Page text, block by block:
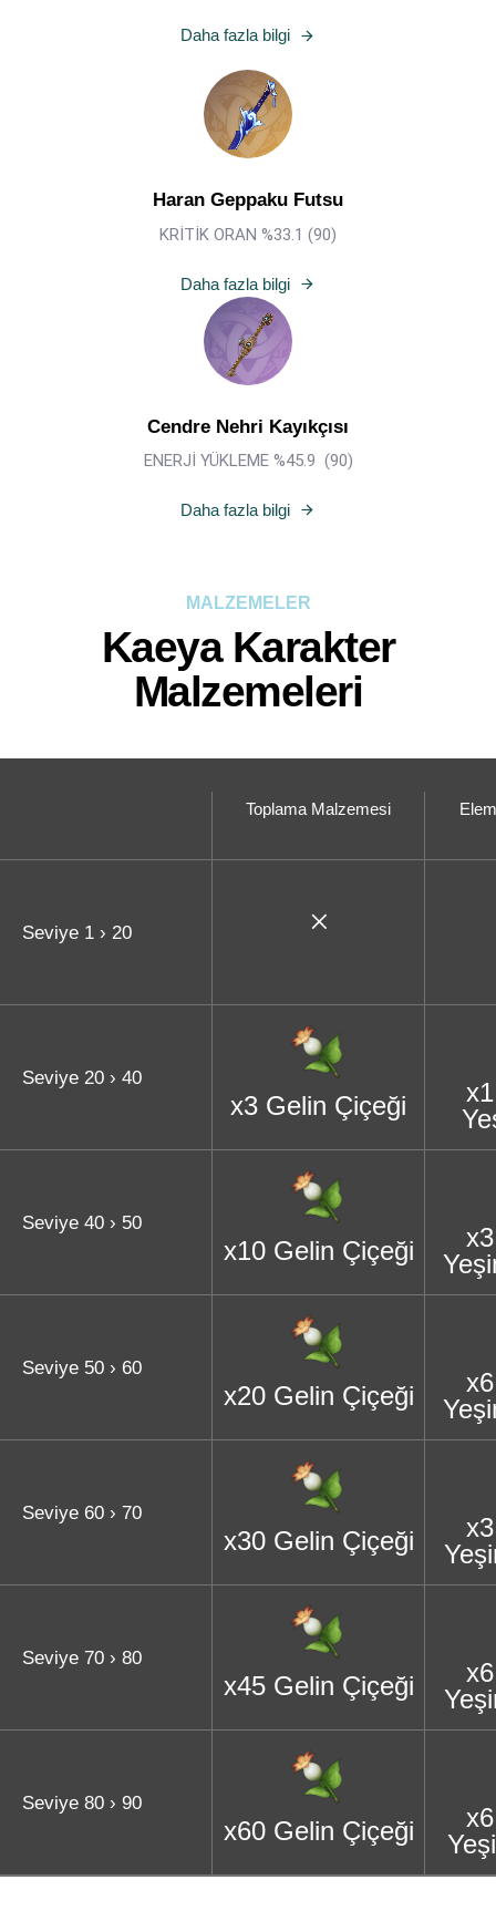
Daha fazla bilgi
Haran Geppaku Futsu
KRİTİK ORAN %33.1 (90)
Daha fazla bilgi
Cendre Nehri Kayıkçısı
ENERJİ YÜKLEME %45.9 (90)
Daha fazla bilgi
MALZEMELER
Kaeya Karakter
Malzemeleri
Toplama Malzemesi
Seviye 1 › 20
Seviye 20 › 40
x3 Gelin Çiçeği
Seviye 40 › 50
x10 Gelin Çiçeği
Seviye 50 › 60
x20 Gelin Çiçeği
Seviye 60 › 70
x30 Gelin Çiçeği
Seviye 70 › 80
x45 Gelin Çiçeği
Seviye 80 › 90
x60 Gelin Çiçeği